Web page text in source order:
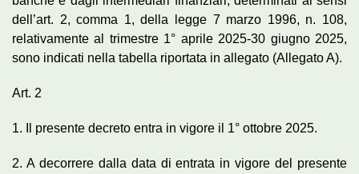
dell’art. 2, comma 1, della legge 7 marzo 1996, n. 108,
relativamente al trimestre 1° aprile 2025-30 giugno 2025,
sono indicati nella tabella riportata in allegato (Allegato A).
Art. 2
1. Il presente decreto entra in vigore il 1° ottobre 2025.
2. A decorrere dalla data di entrata in vigore del presente